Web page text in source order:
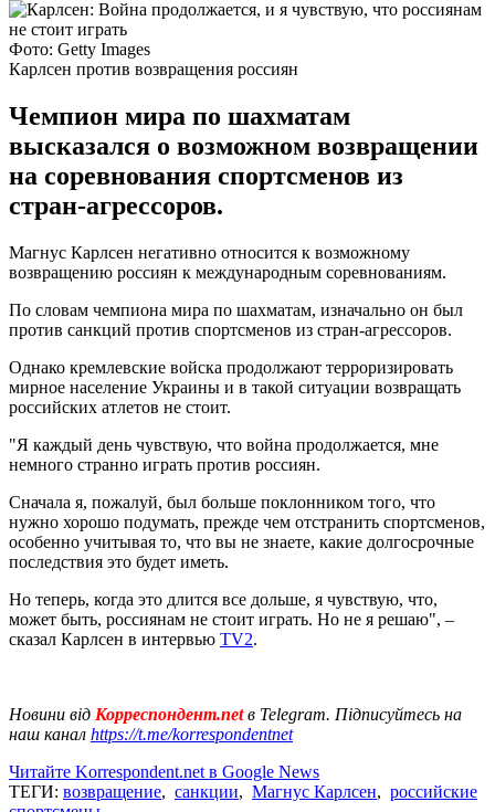
Фото: Getty Images
Карлсен против возвращения россиян
Чемпион мира по шахматам
высказался о возможном возвращении
на соревнования спортсменов из
стран-агрессоров.
Магнус Карлсен негативно относится к возможному
возвращению россиян к международным соревнованиям.
По словам чемпиона мира по шахматам, изначально он был
против санкций против спортсменов из стран-агрессоров.
Однако кремлевские войска продолжают терроризировать
мирное население Украины и в такой ситуации возвращать
российских атлетов не стоит.
"Я каждый день чувствую, что война продолжается, мне
немного странно играть против россиян.
Сначала я, пожалуй, был больше поклонником того, что
нужно хорошо подумать, прежде чем отстранить спортсменов,
особенно учитывая то, что вы не знаете, какие долгосрочные
последствия это будет иметь.
Но теперь, когда это длится все дольше, я чувствую, что,
может быть, россиянам не стоит играть. Но не я решаю", –
сказал Карлсен в интервью TV2.
Новини від Корреспондент.netв Telegram. Підписуйтесь на
наш канал https://t.me/korrespondentnet
Читайте Korrespondent.net в Google News
ТЕГИ: возвращение, санкции, Магнус Карлсен, российские